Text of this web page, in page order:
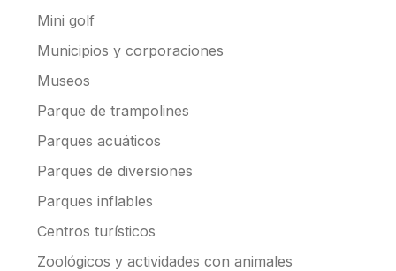
Mini golf
Municipios y corporaciones
Museos
Parque de trampolines
Parques acuáticos
Parques de diversiones
Parques inflables
Centros turísticos
Zoológicos y actividades con animales